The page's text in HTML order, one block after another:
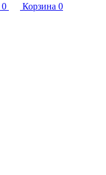
0 Корзина 0